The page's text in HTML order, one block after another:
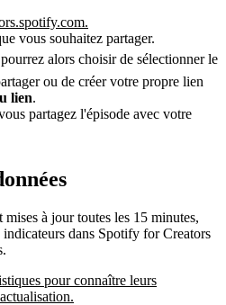
vous souhaitez partager.
alors choisir de sélectionner le
ou de créer votre propre lien
lien.
partagez l'épisode avec votre
à jour toutes les 15 minutes,
dans Spotify for Creators
pour connaître leurs